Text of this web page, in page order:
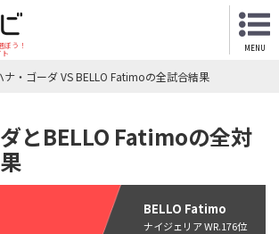
ぼう！
MENU
ナ・ゴーダ VS BELLO Fatimoの全試合結果
とBELLO Fatimoの全対
BELLO Fatimo
ナイジェリア WR.176位